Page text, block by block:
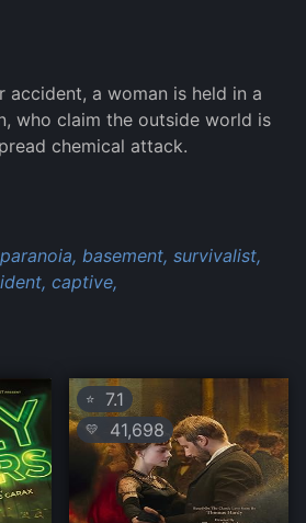
a woman is held in a
who claim the outside world is
chemical attack.
paranoia, basement, survivalist,
captive,
⭐ 7.1
💛 41,698